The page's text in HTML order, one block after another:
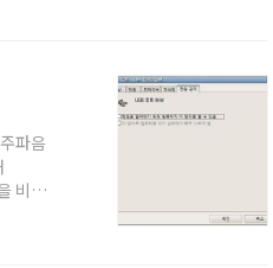
죠. 당나귀와 비슷한 방식이
파음
비활
목